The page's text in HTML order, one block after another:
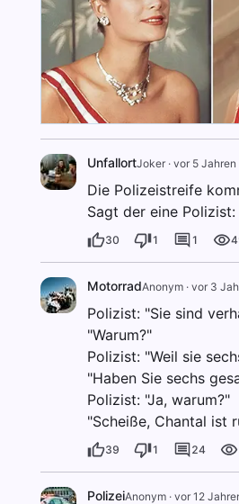
UnfallortJoker· vor 5 Jahren
Die Polizeistreife
Sagt der eine
30 1 1
MotorradAnonym· vor 3
Polizist: "Sie sind
"Warum?"
Polizist: "Weil sie
"Haben Sie sechs
Polizist: "Ja, warum?"
"Scheiße, Chantal ist
39 1 24
PolizeiAnonym· vor 12